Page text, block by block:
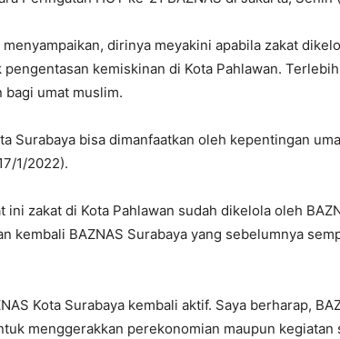
menyampaikan, dirinya meyakini apabila zakat
kemiskinan di Kota Pahlawan.
bagi umat muslim.
Surabaya bisa dimanfaatkan oleh kepentingan
1/2022).
ini zakat di Kota Pahlawan sudah dikelola oleh
kembali BAZNAS Surabaya yang sebelumnya
Kota Surabaya kembali aktif. Saya berharap,
menggerakkan perekonomian maupun kegiatan